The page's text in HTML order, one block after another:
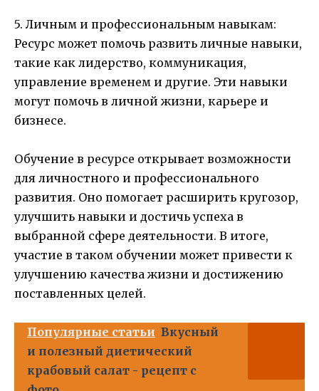
5. Личным и профессиональным навыкам:
Ресурс может помочь развить личные навыки,
такие как лидерство, коммуникация,
управление временем и другие. Эти навыки
могут помочь в личной жизни, карьере и
бизнесе.
Обучение в ресурсе открывает возможности
для личностного и профессионального
развития. Оно помогает расширить кругозор,
улучшить навыки и достичь успеха в
выбранной сфере деятельности. В итоге,
участие в таком обучении может привести к
улучшению качества жизни и достижению
поставленных целей.
Популярные статьи Вкусный
и полезный диетический
крабовый салат - рецепт с